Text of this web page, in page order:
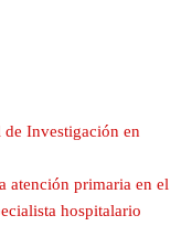
de Investigación en
atención primaria en el
hospitalario